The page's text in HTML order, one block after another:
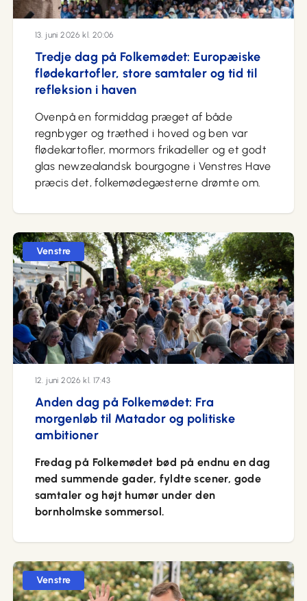
13. juni 2026 kl. 20:06
Tredje dag på Folkemødet: Europæiske
flødekartofler, store samtaler og tid til
refleksion i haven
Ovenpå en formiddag præget af både
regnbyger og træthed i hoved og ben var
flødekartofler, mormors frikadeller og et godt
glas newzealandsk bourgogne i Venstres Have
præcis det, folkemødegæsterne drømte om.
Venstre
12. juni 2026 kl. 17:43
Anden dag på Folkemødet: Fra
morgenløb til Matador og politiske
ambitioner
Fredag på Folkemødet bød på endnu en dag
med summende gader, fyldte scener, gode
samtaler og højt humør under den
bornholmske sommersol.
Venstre